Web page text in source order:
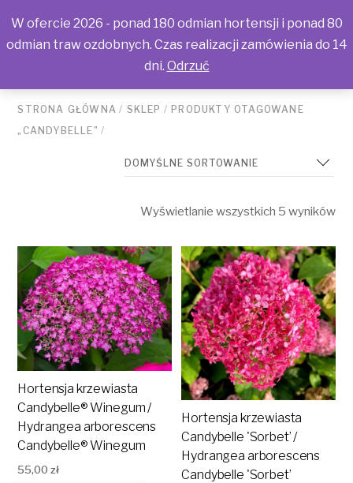
STRONA GŁÓWNA / SKLEP / PRODUKTY OTAGOWANE
„CANDYBELLE” /
Wyświetlanie wszystkich 5 wyników
Hortensja krzewiasta
Candybelle® Winegum /
Hydrangea arborescens
Candybelle® Winegum
55,00zł
Hortensja krzewiasta
Candybelle 'Sorbet’ /
Hydrangea arborescens
Candybelle 'Sorbet’
W ofercie 2026 - ponad 180 odmian hortensji i ponad 80
odmian traw ozdobnych. Czas realizacji zamówienia do 14
dni. Odrzuć